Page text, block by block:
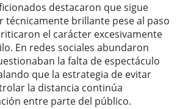
destacaron que sigue
técnicamente brillante pese al paso
el carácter excesivamente
En redes sociales abundaron
la falta de espectáculo
que la estrategia de evitar
la distancia continúa
entre parte del público.